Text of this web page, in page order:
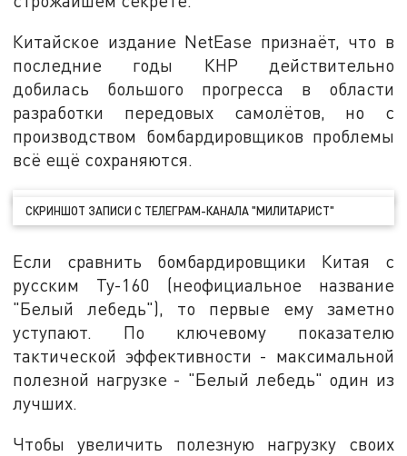
Китайское издание NetEase признаёт, что в
последние годы КНР действительно
добилась большого прогресса в области
разработки передовых самолётов, но с
производством бомбардировщиков проблемы
всё ещё сохраняются.
СКРИНШОТ ЗАПИСИ С ТЕЛЕГРАМ-КАНАЛА "МИЛИТАРИСТ"
Если сравнить бомбардировщики Китая с
русским Ту-160 (неофициальное название
"Белый лебедь"), то первые ему заметно
уступают. По ключевому показателю
тактической эффективности - максимальной
полезной нагрузке - "Белый лебедь" один из
лучших.
Чтобы увеличить полезную нагрузку своих